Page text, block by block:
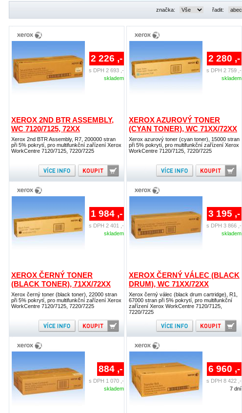
značka: řadit:
XEROX 2ND BTR ASSEMBLY,
WC 7120/7125, 72XX
Xerox 2nd BTR Assembly, R7, 200000 stran
při 5% pokrytí, pro multifunkční zařízení Xerox
WorkCentre 7120/7125, 7220/7225
2 226 ,-
s DPH 2 693 ,-
skladem
XEROX AZUROVÝ TONER
(CYAN TONER), WC 71XX/72XX
Xerox azurový toner (cyan toner), 15000 stran
při 5% pokrytí, pro multifunkční zařízení Xerox
WorkCentre 7120/7125, 7220/7225
2 280 ,-
s DPH 2 759 ,-
skladem
XEROX ČERNÝ TONER
(BLACK TONER), 71XX/72XX
Xerox černý toner (black toner), 22000 stran
při 5% pokrytí, pro multifunkční zařízení Xerox
WorkCentre 7120/7125, 7220/7225
1 984 ,-
s DPH 2 401 ,-
skladem
XEROX ČERNÝ VÁLEC (BLACK
DRUM), WC 71XX/72XX
Xerox černý válec (black drum cartridge), R1,
67000 stran při 5% pokrytí, pro multifunkční
zařízení Xerox WorkCentre 7120/7125,
7220/7225
3 195 ,-
s DPH 3 866 ,-
skladem
884 ,-
s DPH 1 070 ,-
skladem
6 960 ,-
s DPH 8 422 ,-
7 dní